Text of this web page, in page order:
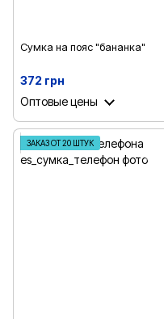
Сумка на пояс "бананка"
372 грн
Оптовые цены
ЗАКАЗ ОТ 20 ШТУК